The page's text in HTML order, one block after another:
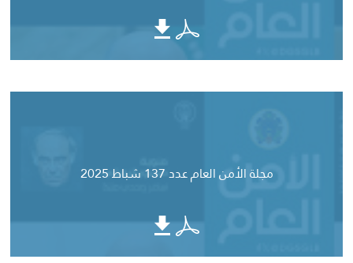
مجلة الأمن العام عدد 137 شباط 2025